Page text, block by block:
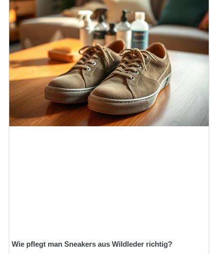
Wie pflegt man Sneakers aus Wildleder richtig?